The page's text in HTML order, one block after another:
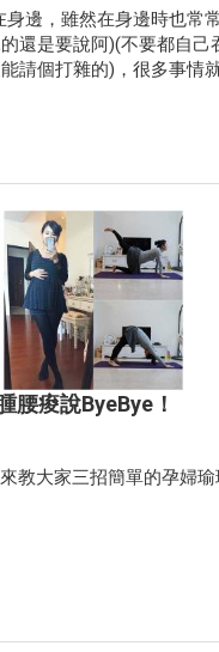
邊，雖然在身邊時也常
還是要說阿)(不要都自
請個打雜的)，很多事情
不過氣來，過不去的時候
是有很多美好。
腰痠說ByeBye！
教大家三招簡單的孕婦